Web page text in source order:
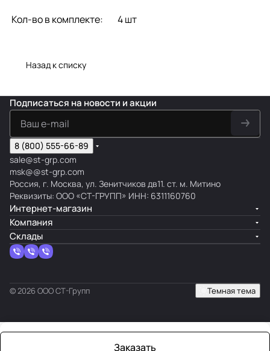
Кол-во в комплекте: 4 шт
Назад к списку
Заказать
Подписаться на новости и акции
8 (800) 555-66-89
sale@st-grp.com
msk@@st-grp.com
Россия, г. Москва, ул. Зенитчиков дв11. ст. м. Митино
Реквизиты: ООО «СТ-ГРУПП» ИНН: 6311160760
Интернет-магазин
Компания
Склады
© 2026 ООО СТ-Групп Темная тема